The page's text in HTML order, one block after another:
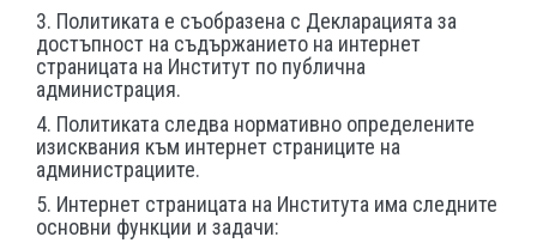
3. Политиката е съобразена с Декларацията за
достъпност на съдържанието на интернет
страницата на Институт по публична
администрация.
4. Политиката следва нормативно определените
изисквания към интернет страниците на
администрациите.
5. Интернет страницата на Института има следните
основни функции и задачи: